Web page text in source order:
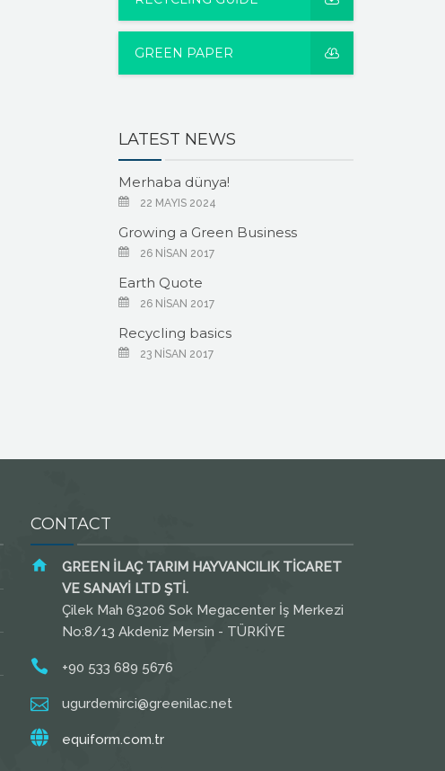
GREEN PAPER
LATEST NEWS
Merhaba dünya!
22 MAYIS 2024
Growing a Green Business
26 NISAN 2017
Earth Quote
26 NISAN 2017
Recycling basics
23 NISAN 2017
CONTACT
GREEN İLAÇ TARIM HAYVANCILIK TİCARET
VE SANAYİ LTD ŞTİ.
Çilek Mah 63206 Sok Megacenter İş Merkezi
No:8/13 Akdeniz Mersin - TÜRKİYE
+90 533 689 5676
ugurdemirci@greenilac.net
equiform.com.tr